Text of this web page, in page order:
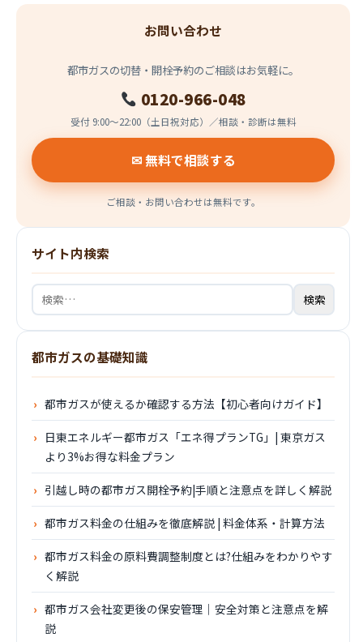
お問い合わせ
都市ガスの切替・開栓予約のご相談はお気軽に。
0120-966-048
受付 9:00〜22:00（土日祝対応）／相談・診断は無料
✉ 無料で相談する
ご相談・お問い合わせは無料です。
サイト内検索
検
索:
都市ガスの基礎知識
都市ガスが使えるか確認する方法【初心者向けガイド】
日東エネルギー都市ガス「エネ得プランTG」| 東京ガス
より3%お得な料金プラン
引越し時の都市ガス開栓予約|手順と注意点を詳しく解説
都市ガス料金の仕組みを徹底解説 | 料金体系・計算方法
都市ガス料金の原料費調整制度とは?仕組みをわかりやす
く解説
都市ガス会社変更後の保安管理｜安全対策と注意点を解
説